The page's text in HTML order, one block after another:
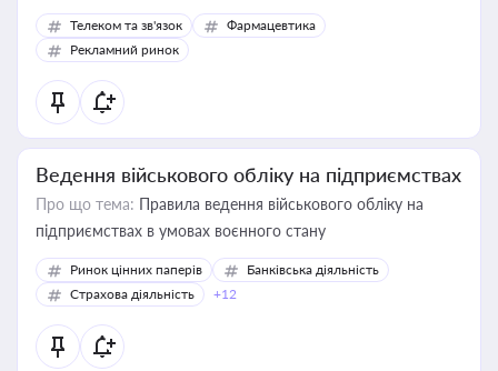
Телеком та зв'язок
Фармацевтика
Рекламний ринок
Ведення військового обліку на підприємствах
Про що тема: Правила ведення військового обліку на
підприємствах в умовах воєнного стану
Ринок цінних паперів
Банківська діяльність
Страхова діяльність
+12